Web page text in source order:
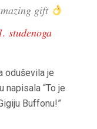
gift
studenoga
oduševila je
napisala “To je
Buffonu!”